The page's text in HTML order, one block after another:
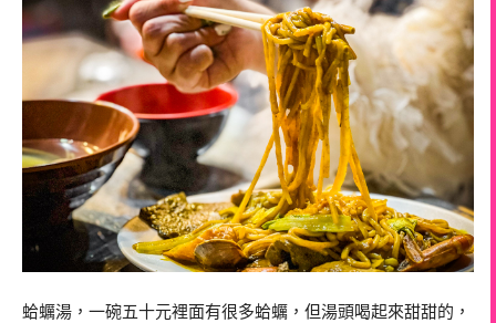
蛤蠣湯，一碗五十元裡面有很多蛤蠣，但湯頭喝起來甜甜的，